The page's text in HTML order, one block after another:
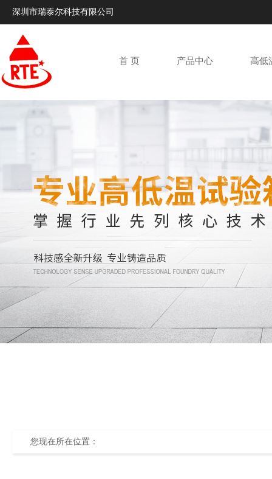
深圳市瑞泰尔科技有限公司
首 页 产品中心 高低
您现在所在位置：